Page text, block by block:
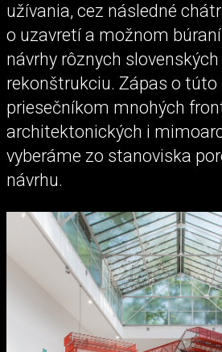
užívania, cez následné
o uzavretí a možnom
návrhy rôznych
rekonštrukciu. Zápas o túto
priesečníkom mnohých
architektonických i
vyberáme zo stanoviska
návrhu.